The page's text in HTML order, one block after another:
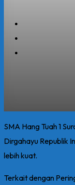
SMA Hang Tuah 1
Dirgahayu Republik
lebih kuat.
Terkait dengan